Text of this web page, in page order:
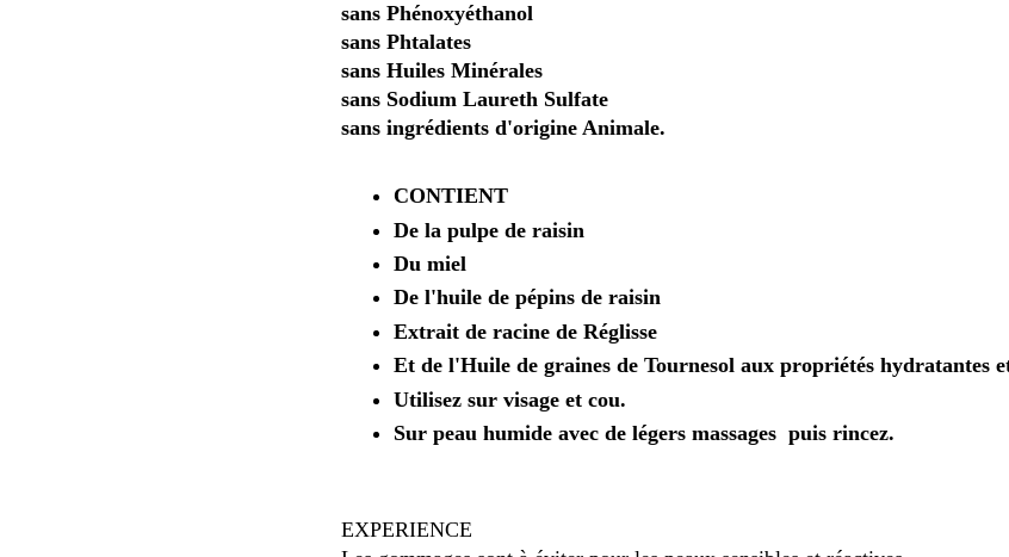
sans Phénoxyéthanol
sans Phtalates
sans Huiles Minérales
sans Sodium Laureth Sulfate
sans ingrédients d'origine Animale.
CONTIENT
De la pulpe de raisin
Du miel
De l'huile de pépins de raisin
Extrait de racine de Réglisse
Et de l'Huile de graines de Tournesol aux propriétés hydratantes
Utilisez sur visage et cou.
Sur peau humide avec de légers massages puis rincez.
EXPERIENCE